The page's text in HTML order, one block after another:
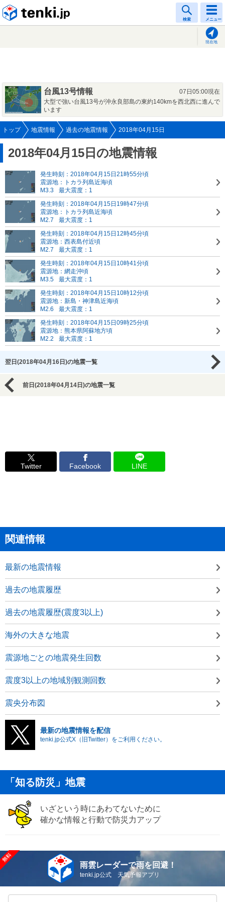
検索 メニュー
現在地
台風13号情報
07日05:00現在
大型で強い台風13号が沖永良部島の東約140kmを西北西に進んで
います
トップ 地震情報 過去の地震情報 2018年04月15日
2018年04月15日の地震情報
発生時刻：2018年04月15日21時55分頃
震源地：トカラ列島近海頃
M3.3
最大震度：1
発生時刻：2018年04月15日19時47分頃
震源地：トカラ列島近海頃
M2.7
最大震度：1
発生時刻：2018年04月15日12時45分頃
震源地：西表島付近頃
M2.7
最大震度：1
発生時刻：2018年04月15日10時41分頃
震源地：網走沖頃
M3.5
最大震度：1
発生時刻：2018年04月15日10時12分頃
震源地：新島・神津島近海頃
M2.6
最大震度：1
発生時刻：2018年04月15日09時25分頃
震源地：熊本県阿蘇地方頃
M2.2
最大震度：1
翌日(2018年04月16日)の地震一覧
前日(2018年04月14日)の地震一覧
Twitter Facebook LINE
関連情報
最新の地震情報
過去の地震履歴
過去の地震履歴(震度3以上)
海外の大きな地震
震源地ごとの地震発生回数
震度3以上の地域別観測回数
震央分布図
最新の地震情報を配信
tenki.jp公式X（旧Twitter）をご利用ください。
「知る防災」地震
いざという時にあわてないために
確かな情報と行動で防災力アップ
雨雲レーダーで雨を回避！
tenki.jp公式 天気予報アプリ